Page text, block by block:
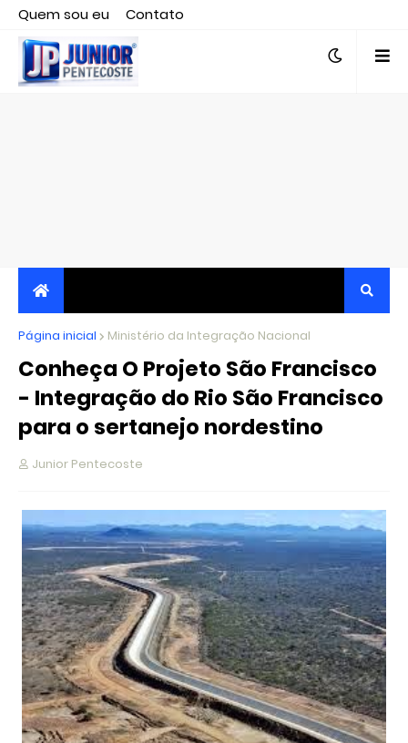
Quem sou eu
Contato
Editor responsável, jornalista Clovis Almeida.
JORNALISMO INDEPENDENTE, TRANSPARENTE E
CRÍTICO
Página inicial Ministério da Integração Nacional
Conheça O Projeto São Francisco
- Integração do Rio São Francisco
para o sertanejo nordestino
Junior Pentecoste